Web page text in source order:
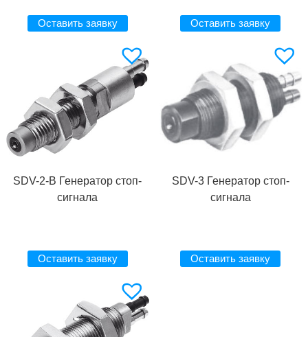
Оставить заявку Оставить заявку
SDV-2-B Генератор стоп-
сигнала
Оставить заявку
SDV-3 Генератор стоп-
сигнала
Оставить заявку